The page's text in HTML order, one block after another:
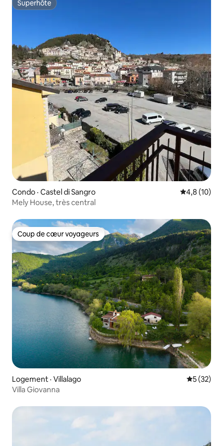
Superhôte
Superhôte
Condo · Castel di Sangro Note
4,8 (10)
Mely House, très central
Coup de cœur voyageurs
Coup de cœur voyageurs
Logement · Villalago Note
5 (32)
Villa Giovanna